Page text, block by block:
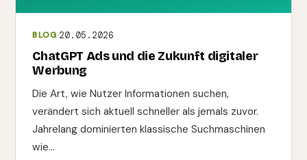
BLOG 20.05.2026
ChatGPT Ads und die Zukunft digitaler
Werbung
Die Art, wie Nutzer Informationen suchen,
verändert sich aktuell schneller als jemals zuvor.
Jahrelang dominierten klassische Suchmaschinen
wie…